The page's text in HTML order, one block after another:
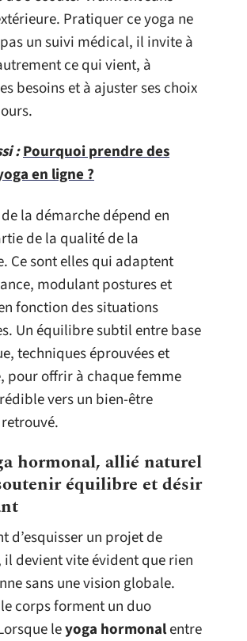
Pratiquer ce yoga ne
un suivi médical, il invite à
ce qui vient, à
besoins et à ajuster ses choix
:Pourquoi prendre des
en ligne ?
la démarche dépend en
de la qualité de la
Ce sont elles qui adaptent
modulant postures et
fonction des situations
Un équilibre subtil entre base
techniques éprouvées et
pour offrir à chaque femme
vers un bien-être
hormonal, allié naturel
équilibre et désir
d’esquisser un projet de
il devient vite évident que rien
sans une vision globale.
le corps forment un duo
leyoga hormonalentre